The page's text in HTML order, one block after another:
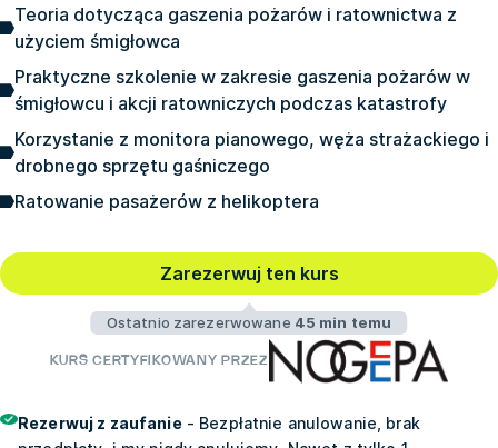
Teoria dotycząca gaszenia pożarów i ratownictwa z
użyciem śmigłowca
Praktyczne szkolenie w zakresie gaszenia pożarów w
śmigłowcu i akcji ratowniczych podczas katastrofy
Korzystanie z monitora pianowego, węża strażackiego i
drobnego sprzętu gaśniczego
Ratowanie pasażerów z helikoptera
Zarezerwuj ten kurs
Ostatnio zarezerwowane 45 min temu
KURS CERTYFIKOWANY PRZEZ
Rezerwuj z zaufanie- Bezpłatnie anulowanie, brak